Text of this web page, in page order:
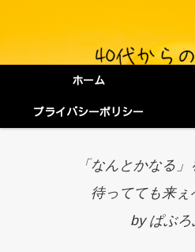
ホーム
プライバシーポリシー
「なんとかなる
待ってても来ぇ
by ぱぶろ